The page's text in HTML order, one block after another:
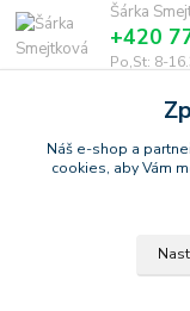
Šárka
+420
Po,St: 8-
Copyright © 2006-
Náš e-shop a
cookies, aby Vám